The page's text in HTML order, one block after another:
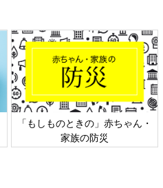
「もしものときの」赤ちゃん・
家族の防災